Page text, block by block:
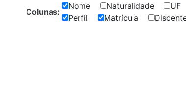
Colunas:
Nome Naturalidade UF
Perfil
Matrícula